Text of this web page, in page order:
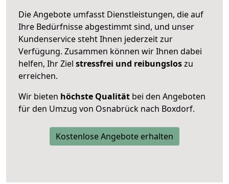
Die Angebote umfasst Dienstleistungen, die auf
Ihre Bedürfnisse abgestimmt sind, und unser
Kundenservice steht Ihnen jederzeit zur
Verfügung. Zusammen können wir Ihnen dabei
helfen, Ihr Ziel stressfrei und reibungsloszu
erreichen.
Wir bieten höchste Qualität bei den Angeboten
für den Umzug von Osnabrück nach Boxdorf.
Kostenlose Angebote erhalten